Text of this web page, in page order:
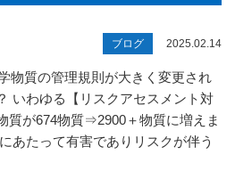
ブログ 2025.02.14
物質の管理規則が大きく変更され
いわゆる【リスクアセスメント対
質が674物質⇒2900＋物質に増えま
あたって有害でありリスクが伴う